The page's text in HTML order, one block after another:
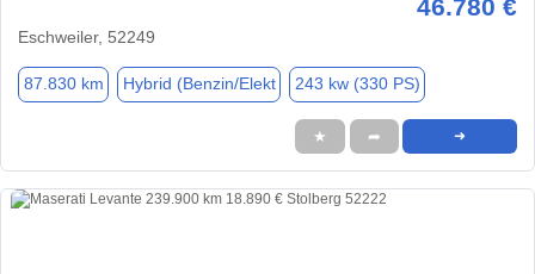
46.780 €
Eschweiler, 52249
87.830 km Hybrid (Benzin/Elekt 243 kw (330 PS)
★ ➦ ➜